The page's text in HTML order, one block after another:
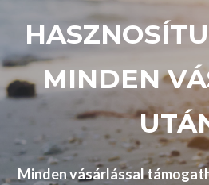
MINDEN
Minden vásárlással